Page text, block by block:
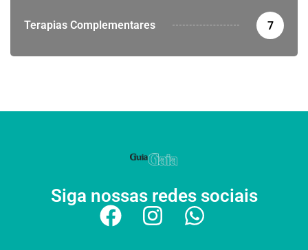
Terapias Complementares 7
Siga nossas redes sociais